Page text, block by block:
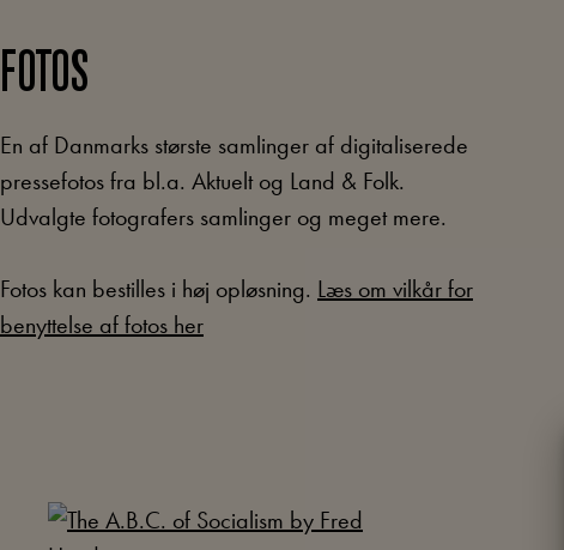
FOTOS
En af Danmarks største samlinger af digitaliserede
pressefotos fra bl.a. Aktuelt og Land & Folk.
Udvalgte fotografers samlinger og meget mere.
Fotos kan bestilles i høj opløsning. Læs om vilkår for
benyttelse af fotos her